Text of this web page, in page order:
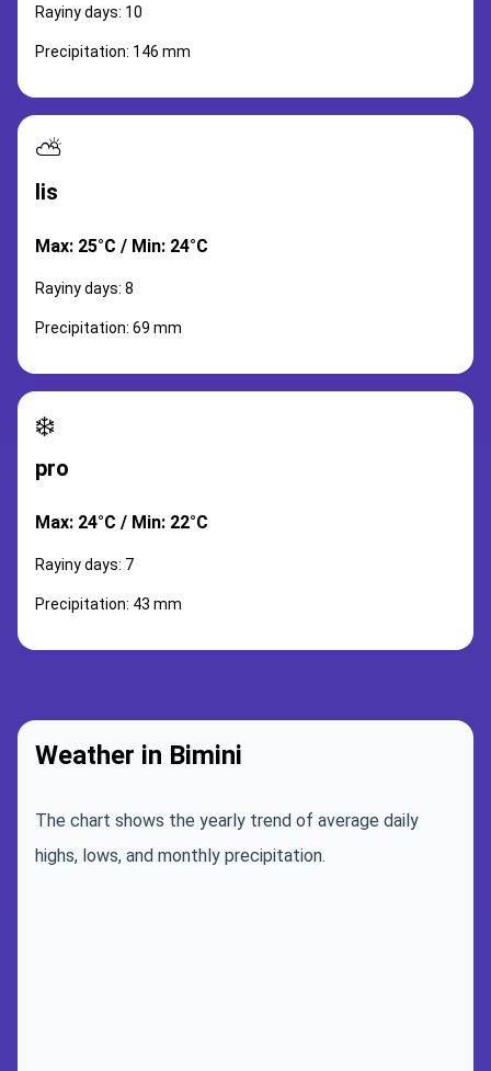
Rayiny days: 10
Precipitation: 146 mm
⛅
lis
Max: 25°C / Min: 24°C
Rayiny days: 8
Precipitation: 69 mm
❄️
pro
Max: 24°C / Min: 22°C
Rayiny days: 7
Precipitation: 43 mm
Weather in Bimini
The chart shows the yearly trend of average daily
highs, lows, and monthly precipitation.